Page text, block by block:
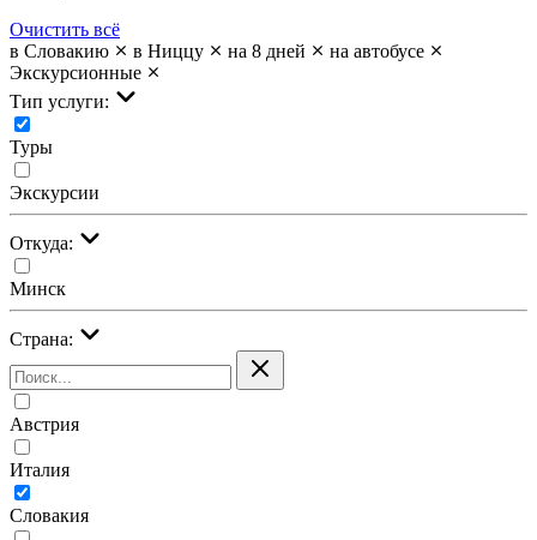
Очистить всё
в Словакию
в Ниццу на 8 дней
на автобусе
Экскурсионные
Тип услуги:
Туры
Экскурсии
Откуда:
Минск
Страна:
Австрия
Италия
Словакия